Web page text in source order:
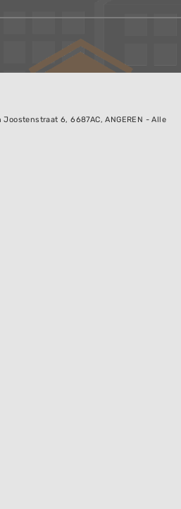
Joostenstraat 6, 6687AC, ANGEREN - Alle